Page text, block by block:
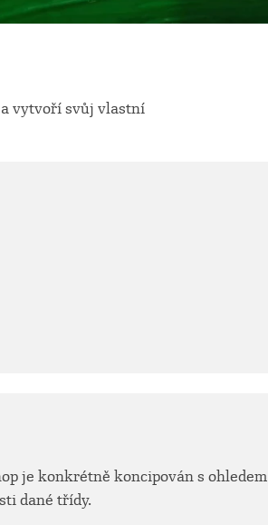
vytvoří svůj vlastní
je konkrétně koncipován s ohledem
dané třídy.